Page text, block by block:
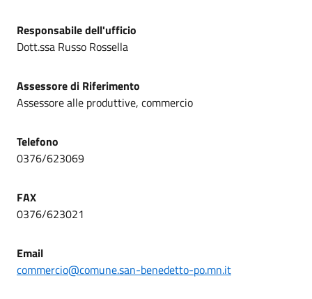
Responsabiledell'ufficio
Dott.ssa Russo Rossella
Assessore di Riferimento
Assessore alle produttive, commercio
Telefono
0376/623069
FAX
0376/623021
Email
commercio@comune.san-benedetto-po.mn.it